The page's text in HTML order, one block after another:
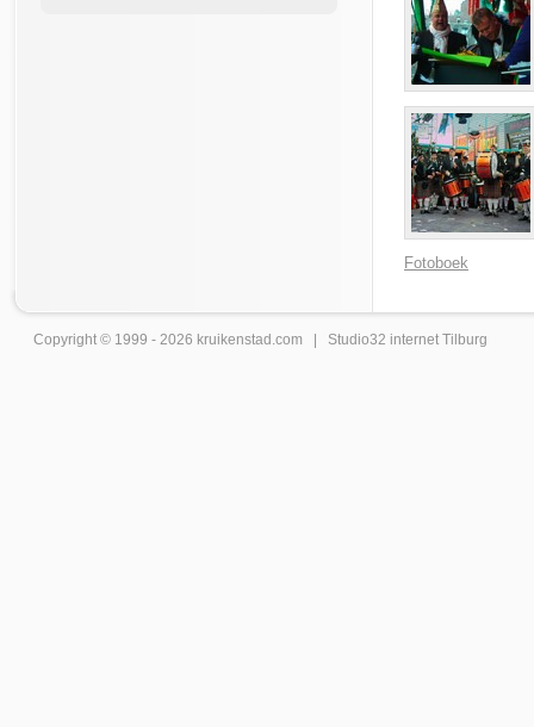
Fotoboek
Copyright © 1999 - 2026 kruikenstad .com | Studio32 internet Tilburg